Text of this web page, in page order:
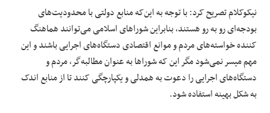
نیکوکلام تصریح کرد: با توجه به این‌که منابع دولتی با محدودیت‌های
بودجه‌ای رو به رو هستند، بنابراین شوراهای اسلامی ‌می‌توانند هماهنگ
کننده خواسته‌های مردم و موانع اقتصادی دستگاه‌های اجرایی باشند و این
مهم میسر نمی‌شود مگر این که ‌شوراها به عنوان مطالبه‌گر، مردم و
دستگاه‌های اجرایی را دعوت به همدلی و یکپارچگی کنند تا از منابع اندک
به شکل بهینه ‌استفاده شود.